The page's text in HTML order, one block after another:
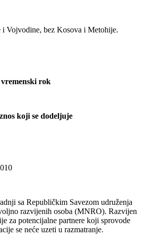
i Vojvodine, bez Kosova i Metohije.
rok
koji se dodeljuje
sa Republičkim Savezom udruženja
razvijenih osoba (MNRO). Razvijen
za potencijalne partnere koji sprovode
se neće uzeti u razmatranje.